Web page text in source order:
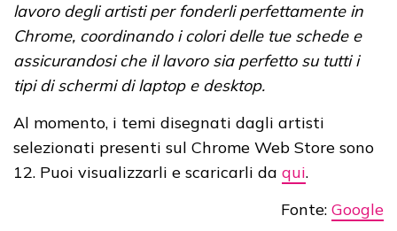
lavoro degli artisti per fonderli perfettamente in
Chrome, coordinando i colori delle tue schede e
assicurandosi che il lavoro sia perfetto su tutti i
tipi di schermi di laptop e desktop.
Al momento, i temi disegnati dagli artisti
selezionati presenti sul Chrome Web Store sono
12. Puoi visualizzarli e scaricarli da qui.
Fonte: Google